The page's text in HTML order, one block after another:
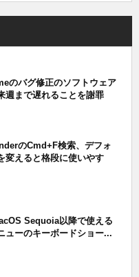
のバグ修正のソフトウェア
週まで遅れることを謝罪
のCmd+F検索、デフォ
変えると格段に使いやす
Sequoia以降で使える
ューのキーボードショー...